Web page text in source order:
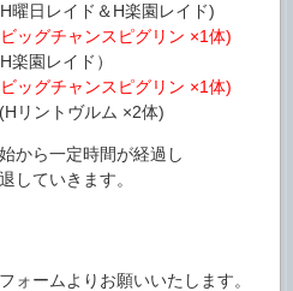
曜日レイド＆H楽園レイド)
ッグチャンスピグリン ×1体)
園レイド）
ッグチャンスピグリン ×1体)
リントヴルム ×2体)
から一定時間が経過し
していきます。
ォームよりお願いいたします。